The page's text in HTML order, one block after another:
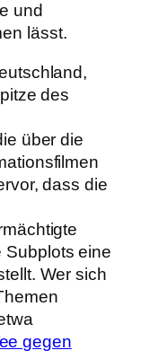
und
lässt.
des
über die
dass die
Subplots eine
Wer sich
gegen